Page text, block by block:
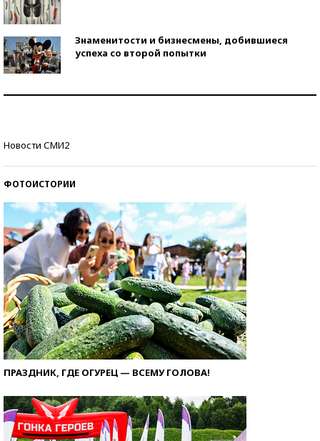
Знаменитости и бизнесмены, добившиеся
успеха со второй попытки
Новости СМИ2
ФОТОИСТОРИИ
ПРАЗДНИК, ГДЕ ОГУРЕЦ — ВСЕМУ ГОЛОВА!